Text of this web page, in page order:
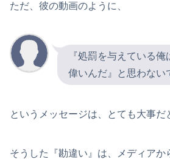
ただ、彼の動画のように、
『処罰を与えている俺
偉いんだ』と思わない
というメッセージは、とても大事だ
そうした『勘違い』は、メディアか